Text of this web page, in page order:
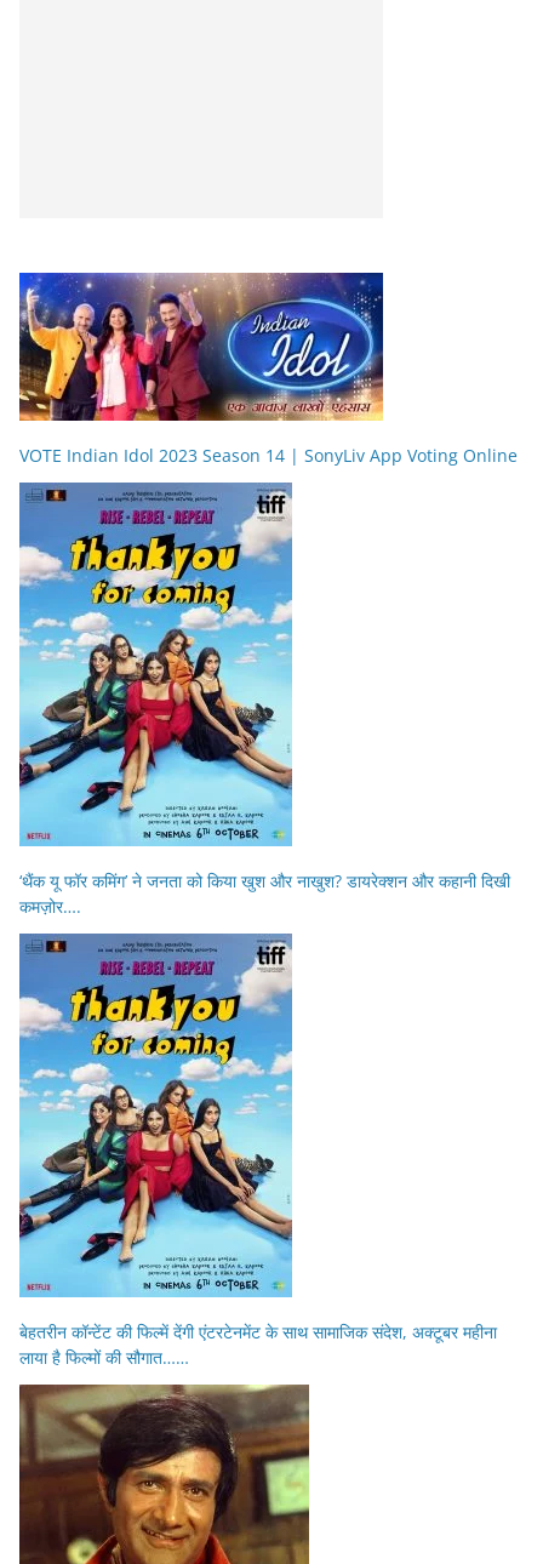
VOTE Indian Idol 2023 Season 14 | SonyLiv App Voting Online
‘थैंक यू फॉर कमिंग’ ने जनता को किया खुश और नाखुश? डायरेक्शन और कहानी दिखी
कमज़ोर….
बेहतरीन कॉन्टेंट की फिल्में देंगी एंटरटेनमेंट के साथ सामाजिक संदेश, अक्टूबर महीना
लाया है फिल्मों की सौगात……